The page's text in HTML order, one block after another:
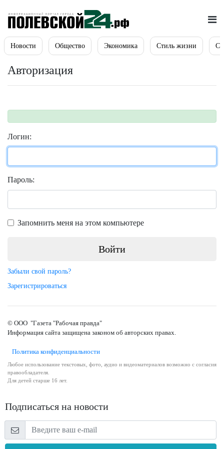
Новости Общество Экономика Стиль жизни
Авторизация
Логин:
Пароль:
Запомнить меня на этом компьютере
Забыли свой пароль?
Зарегистрироваться
© ООО "Газета "Рабочая правда"
Информация сайта защищена законом об авторских правах.
Политика конфиденциальности
Любое использование текстовых, фото, аудио и видеоматериалов возможно с согласия
правообладателя.
Для детей старше 16 лет.
Подписаться на новости